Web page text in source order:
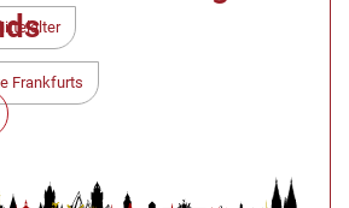
Frankfurts